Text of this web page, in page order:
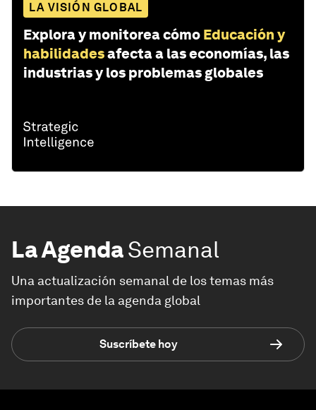
LA VISIÓN GLOBAL
Explora y monitorea cómo Educación y
habilidadesafecta a las economías, las
industrias y los problemas globales
La AgendaSemanal
Una actualización semanal de los temas más
importantes de la agenda global
Suscríbete hoy